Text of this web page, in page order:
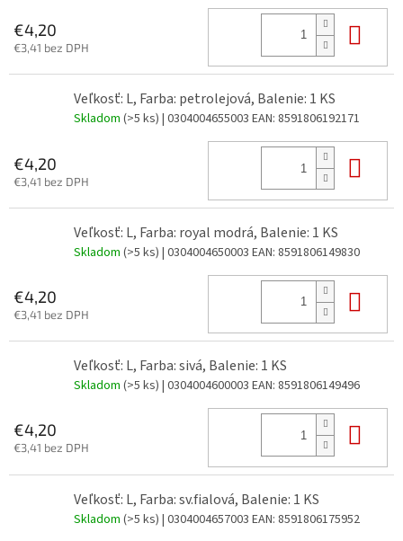
€4,20
€3,41 bez DPH
Veľkosť: L, Farba: petrolejová, Balenie: 1 KS
Skladom (>5 ks) | 0304004655003 EAN: 8591806192171
€4,20
€3,41 bez DPH
Veľkosť: L, Farba: royal modrá, Balenie: 1 KS
Skladom (>5 ks) | 0304004650003 EAN: 8591806149830
€4,20
€3,41 bez DPH
Veľkosť: L, Farba: sivá, Balenie: 1 KS
Skladom (>5 ks) | 0304004600003 EAN: 8591806149496
€4,20
€3,41 bez DPH
Veľkosť: L, Farba: sv.fialová, Balenie: 1 KS
Skladom (>5 ks) | 0304004657003 EAN: 8591806175952